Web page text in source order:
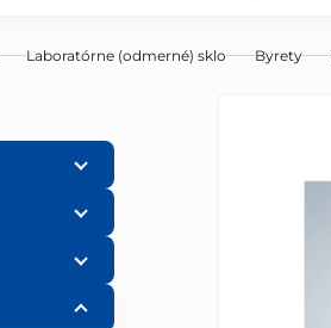
Laboratórne (odmerné) sklo Byrety